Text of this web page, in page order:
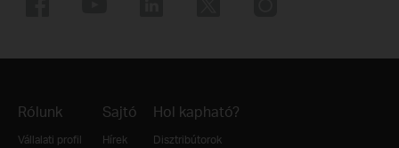
Rólunk
Vállalati profil
Sajtó
Hírek
Hol kapható?
Disztribútorok